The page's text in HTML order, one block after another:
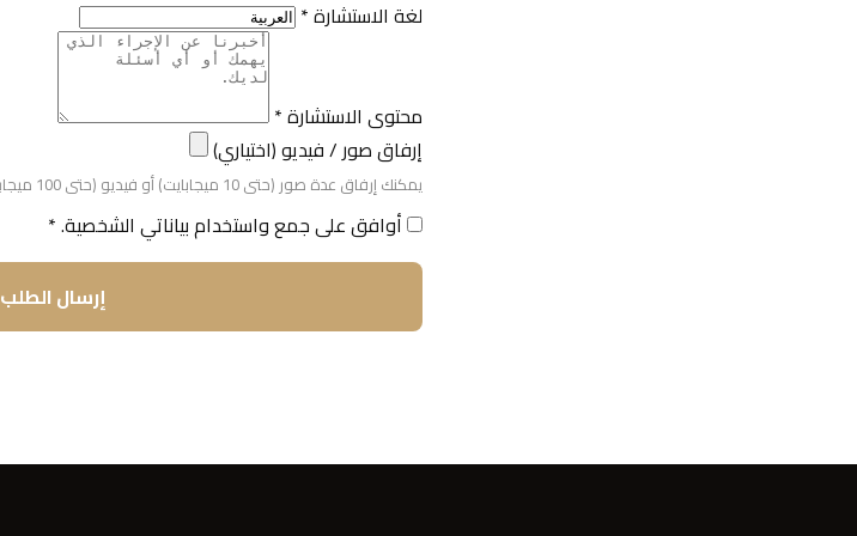
لغة الاستشارة*
محتوى الاستشارة*
إرفاق صور / فيديو (اختياري)
يمكنك إرفاق عدة صور (حتى 10 ميجابايت) أو فيديو (حتى 100 ميجابايت).
أوافق على جمع واستخدام بياناتي الشخصية.*
إرسال الطلب